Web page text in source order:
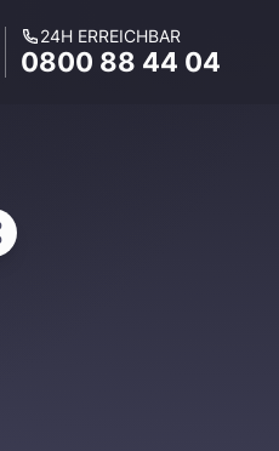
24H ERREICHBAR
0800 88 44 04